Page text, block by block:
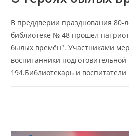
В преддверии празднования 80-
библиотеке № 48 прошёл
былых времён". Участниками
воспитанники
194.Библиотекарь и воспитатели